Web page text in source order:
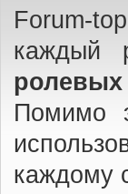
Forum-
каждый
Помимо
каждому